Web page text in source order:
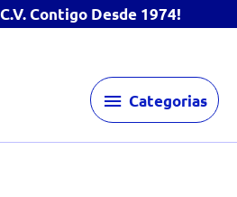
Contigo Desde 1974!
Categorias
Categorias